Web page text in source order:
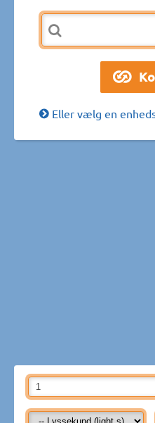
Eller vælg en